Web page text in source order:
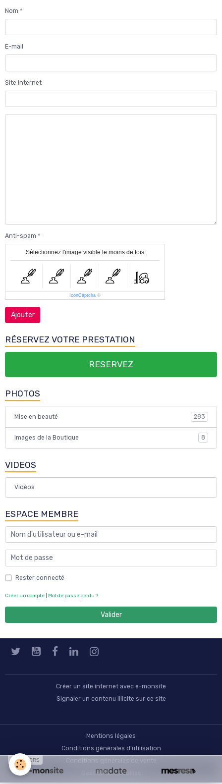
Nom
E-mail
Site Internet
Anti-spam
Sélectionnez l'image visible le moins de fois
IconCaptcha ©
Ajouter
RÉSERVEZ VOTRE PRESTATION
RESERVEZ
PHOTOS
Mise en beauté 283
Images de la Boutique 8
VIDEOS
Vidéos
ESPACE MEMBRE
Rester connecté
Créer un compte Mot de passe perdu ?
Valider
Créer un site internet avec e-monsite
Signaler un contenu illicite sur ce site
Mentions légales
Conditions générales d'utilisation
Conditions générales de vente
Gestion des cookies
SPONSORS